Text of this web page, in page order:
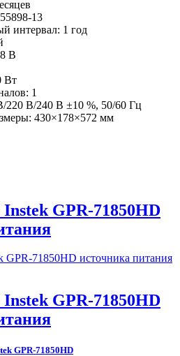
13
интервал: 1 год
В
Вт
1
220 В/240 В ±10 %, 50/60 Гц
430×178×572 мм
GPR-71850HD
GPR-71850HD
GPR-71850HD